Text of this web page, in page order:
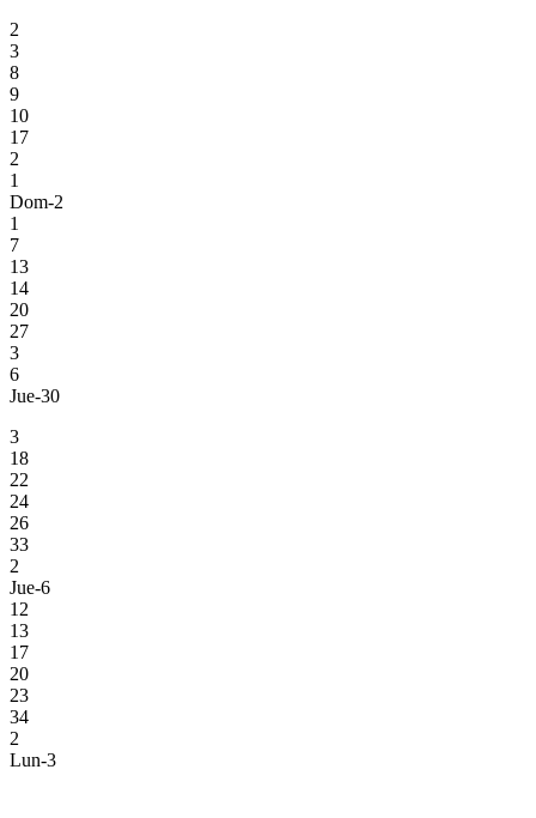
2
3
8
9
10
17
2
1
Dom-2
1
7
13
14
20
27
3
6
Jue-30
3
18
22
24
26
33
2
Jue-6
12
13
17
20
23
34
2
Lun-3